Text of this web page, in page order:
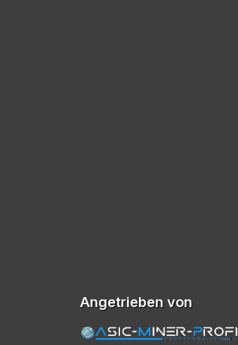
Angetrieben von